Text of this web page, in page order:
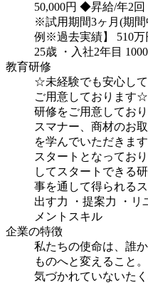
50,000円 ◆昇給/年2回
※試用期間3ヶ月(期
例※過去実績】
510
25歳 ・入社2年目
教育研修
☆未経験でも安心し
ご用意しております☆
研修をご用意してお
スマナー、商材のお
を学んでいただきます
スタートとなってお
してスタートできる
事を通して得られるス
出す力
・提案力 ・
メントスキル
企業の特徴
私たちの使命は、誰
ものへと変えること。
気づかれていないた